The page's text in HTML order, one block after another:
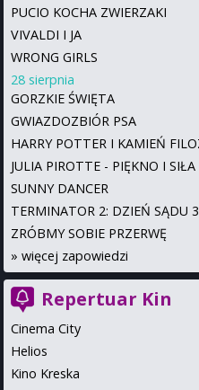
PUCIO KOCHA ZWIERZAKI
VIVALDI I JA
WRONG GIRLS
28 sierpnia
GORZKIE ŚWIĘTA
GWIAZDOZBIÓR PSA
HARRY POTTER I KAMIEŃ
JULIA PIROTTE - PIĘKNO I SIŁA
SUNNY DANCER
TERMINATOR 2: DZIEŃ SĄDU
ZRÓBMY SOBIE PRZERWĘ
» więcej zapowiedzi
Repertuar Kin
Cinema City
Helios
Kino Kreska